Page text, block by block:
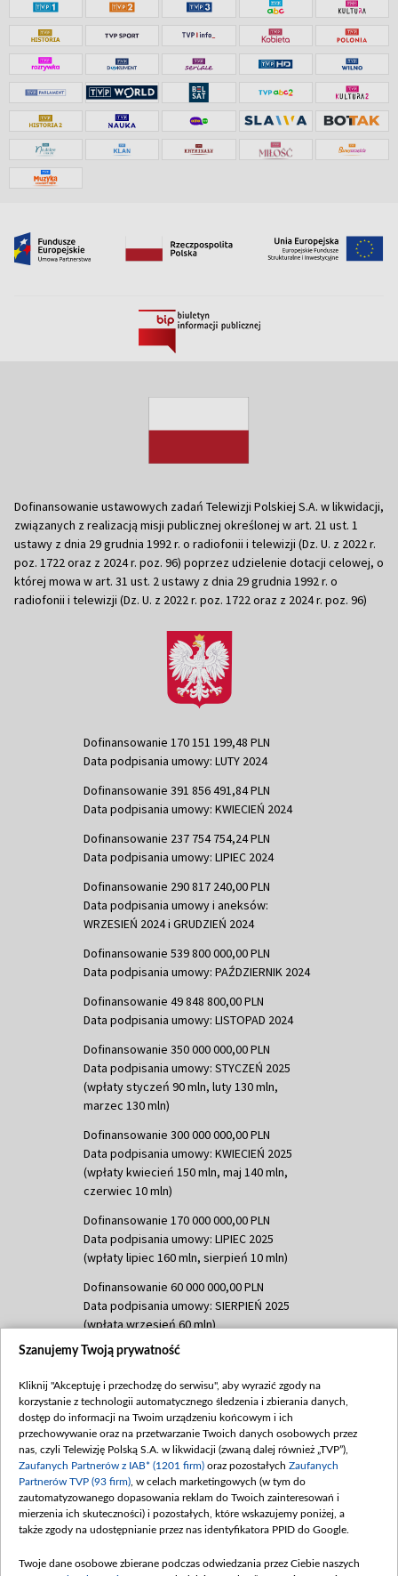
Dofinansowanie ustawowych zadań Telewizji Polskiej S.A. w likwidacji,
związanych z realizacją misji publicznej określonej w art. 21 ust. 1
ustawy z dnia 29 grudnia 1992 r. o radiofonii i telewizji (Dz. U. z 2022 r.
poz. 1722 oraz z 2024 r. poz. 96) poprzez udzielenie dotacji celowej, o
której mowa w art. 31 ust. 2 ustawy z dnia 29 grudnia 1992 r. o
radiofonii i telewizji (Dz. U. z 2022 r. poz. 1722 oraz z 2024 r. poz. 96)
Dofinansowanie 170 151 199,48 PLN
Data podpisania umowy: LUTY 2024
Dofinansowanie 391 856 491,84 PLN
Data podpisania umowy: KWIECIEŃ 2024
Dofinansowanie 237 754 754,24 PLN
Data podpisania umowy: LIPIEC 2024
Dofinansowanie 290 817 240,00 PLN
Data podpisania umowy i aneksów:
WRZESIEŃ 2024 i GRUDZIEŃ 2024
Dofinansowanie 539 800 000,00 PLN
Data podpisania umowy: PAŹDZIERNIK 2024
Dofinansowanie 49 848 800,00 PLN
Data podpisania umowy: LISTOPAD 2024
Dofinansowanie 350 000 000,00 PLN
Data podpisania umowy: STYCZEŃ 2025
(wpłaty styczeń 90 mln, luty 130 mln,
marzec 130 mln)
Dofinansowanie 300 000 000,00 PLN
Data podpisania umowy: KWIECIEŃ 2025
(wpłaty kwiecień 150 mln, maj 140 mln,
czerwiec 10 mln)
Dofinansowanie 170 000 000,00 PLN
Data podpisania umowy: LIPIEC 2025
(wpłaty lipiec 160 mln, sierpień 10 mln)
Dofinansowanie 60 000 000,00 PLN
Data podpisania umowy: SIERPIEŃ 2025
(wpłata wrzesień 60 mln)
Dofinansowanie 635 783 051,21 PLN
(wpłata wrzesień 100 mln, październik 350
mln, listopad 265 mln)
Dofinansowanie 48 862 000,00 PLN
Data podpisania umowy: GRUDZIEŃ 2025
(wpłata grudzień 60,548 mln)
Dofinansowanie 900 000 000,00 PLN
Data podpisania umowy: LUTY 2026 (wpłata
kwiecień 180 mln, 7 maja 180 mln, 8
Szanujemy Twoją prywatność
Kliknij "Akceptuję i przechodzę do serwisu", aby wyrazić zgody na
korzystanie z technologii automatycznego śledzenia i zbierania danych,
dostęp do informacji na Twoim urządzeniu końcowym i ich
przechowywanie oraz na przetwarzanie Twoich danych osobowych przez
nas, czyli Telewizję Polską S.A. w likwidacji (zwaną dalej również „TVP”),
Zaufanych Partnerów z IAB* (1201 firm) oraz pozostałych Zaufanych
Partnerów TVP (93 firm) , w celach marketingowych (w tym do
zautomatyzowanego dopasowania reklam do Twoich zainteresowań i
mierzenia ich skuteczności) i pozostałych, które wskazujemy poniżej, a
także zgody na udostępnianie przez nas identyfikatora PPID do Google.
Twoje dane osobowe zbierane podczas odwiedzania przez Ciebie naszych